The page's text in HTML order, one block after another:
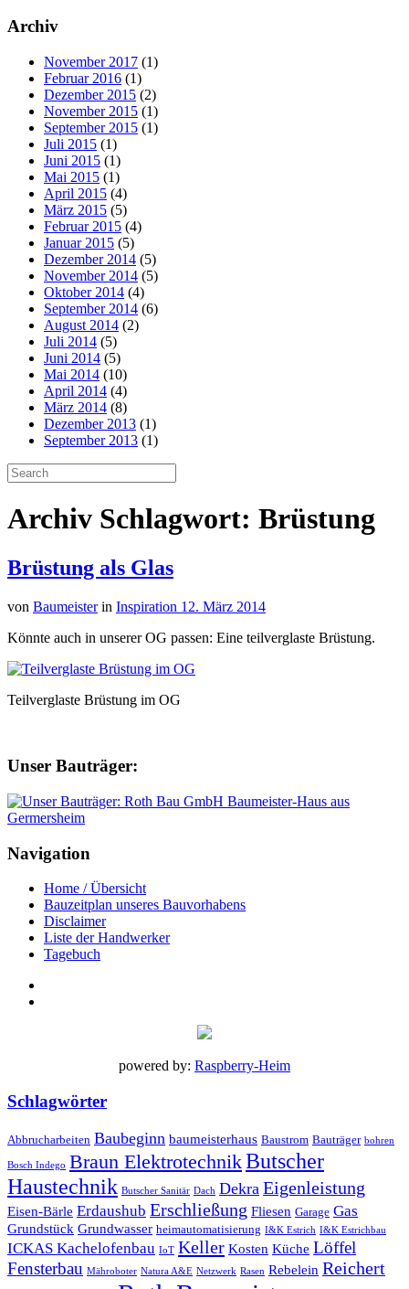
Archiv
November 2017 (1)
Februar 2016 (1)
Dezember 2015 (2)
November 2015 (1)
September 2015 (1)
Juli 2015 (1)
Juni 2015 (1)
Mai 2015 (1)
April 2015 (4)
März 2015 (5)
Februar 2015 (4)
Januar 2015 (5)
Dezember 2014 (5)
November 2014 (5)
Oktober 2014 (4)
September 2014 (6)
August 2014 (2)
Juli 2014 (5)
Juni 2014 (5)
Mai 2014 (10)
April 2014 (4)
März 2014 (8)
Dezember 2013 (1)
September 2013 (1)
Archiv Schlagwort: Brüstung
Brüstung als Glas
von Baumeisterin Inspiration 12. März 2014
Könnte auch in unserer OG passen: Eine teilverglaste Brüstung.
Teilverglaste Brüstung im OG
Unser Bauträger:
Navigation
Home / Übersicht
Bauzeitplan unseres Bauvorhabens
Disclaimer
Liste der Handwerker
Tagebuch
powered by: Raspberry-Heim
Schlagwörter
Abbrucharbeiten Baubeginn baumeisterhaus Baustrom Bauträger bohren
Bosch Indego Braun ElektrotechnikButscher
Haustechnik Butscher Sanitär Dach Dekra Eigenleistung
Eisen-Bärle Erdaushub Erschließung Fliesen Garage Gas
Grundstück Grundwasser heimautomatisierung I&K Estrich I&K Estrichbau
ICKAS Kachelofenbau IoT Keller Kosten Küche Löffel
Fensterbau Mähroboter Natura A&E Netzwerk Rasen Rebelein Reichert